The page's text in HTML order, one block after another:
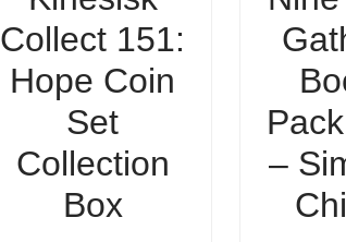
Collect 151:
Hope Coin
Set
Collection
Box
–